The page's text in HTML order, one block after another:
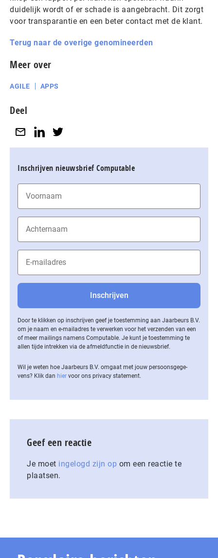
duidelijk wordt of er schade is aangebracht. Dit zorgt
voor transparantie en een beter contact met de klant.
Terug naar de overige genomineerden
Meer over
AGILE APPS
Deel
Inschrijven nieuwsbrief Computable
Door te klikken op inschrijven geef je toestemming aan Jaarbeurs B.V.
om je naam en e-mailadres te verwerken voor het verzenden van een
of meer mailings namens Computable. Je kunt je toestemming te
allen tijde intrekken via de af­meld­func­tie in de nieuwsbrief.
Wil je weten hoe Jaarbeurs B.V. omgaat met jouw per­soons­ge­ge­
vens? Klik dan hier voor ons privacy statement.
Geef een reactie
Je moet ingelogd zijn op om een reactie te
plaatsen.